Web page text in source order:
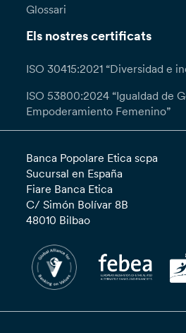
Glossari
Els nostres certificats
ISO 30415:2021 “Diversidad e
ISO 53800:2024 “Igualdad de
Empoderamiento Femenino”
Banca Popolare Etica scpa
Sucursal en España
Fiare Banca Etica
C/ Simón Bolívar 8B
48010 Bilbao